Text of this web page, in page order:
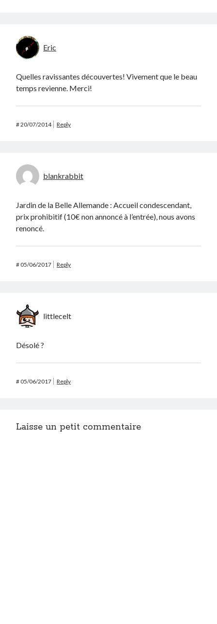
Eric
Quelles ravissantes découvertes! Vivement que le beau
temps revienne. Merci!
#20/07/2014 Reply
blankrabbit
Jardin de la Belle Allemande : Accueil condescendant,
prix prohibitif (10€ non annoncé à l’entrée), nous avons
renoncé.
#05/06/2017 Reply
littlecelt
Désolé ?
#05/06/2017 Reply
Laisse un petit commentaire